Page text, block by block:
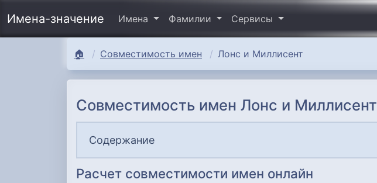
Имена-значение Имена Фамилии Сервисы
🏠 Совместимость имен Лонс и Миллисент
Совместимость имен Лонс и Миллисент
Содержание
Расчет совместимости имен онлайн